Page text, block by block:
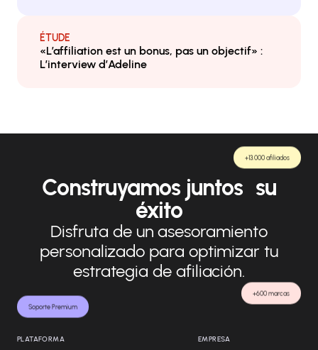
ÉTUDE
«L’affiliation est un bonus, pas un objectif» :
L’interview d’Adeline
Soporte Premium
+600 marcas
+13.000 afiliados
Construyamos juntos su
éxito
Disfruta de un asesoramiento
personalizado para optimizar tu
estrategia de afiliación.
PLATAFORMA EMPRESA